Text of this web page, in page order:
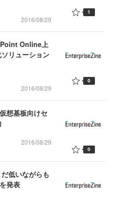
2016/08/29
1
Online上
リューション
2016/08/29
0
想基板向けセ
2016/08/29
0
低いながらも
発表